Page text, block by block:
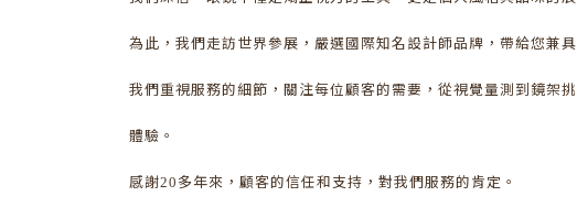
為此，我們走訪世界參展，嚴選國際知名設計師品牌，帶給您兼
我們重視服務的細節，關注每位顧客的需要，從視覺量測到鏡架
體驗。
感謝20 多年來，顧客的信任和支持，對我們服務的肯定。